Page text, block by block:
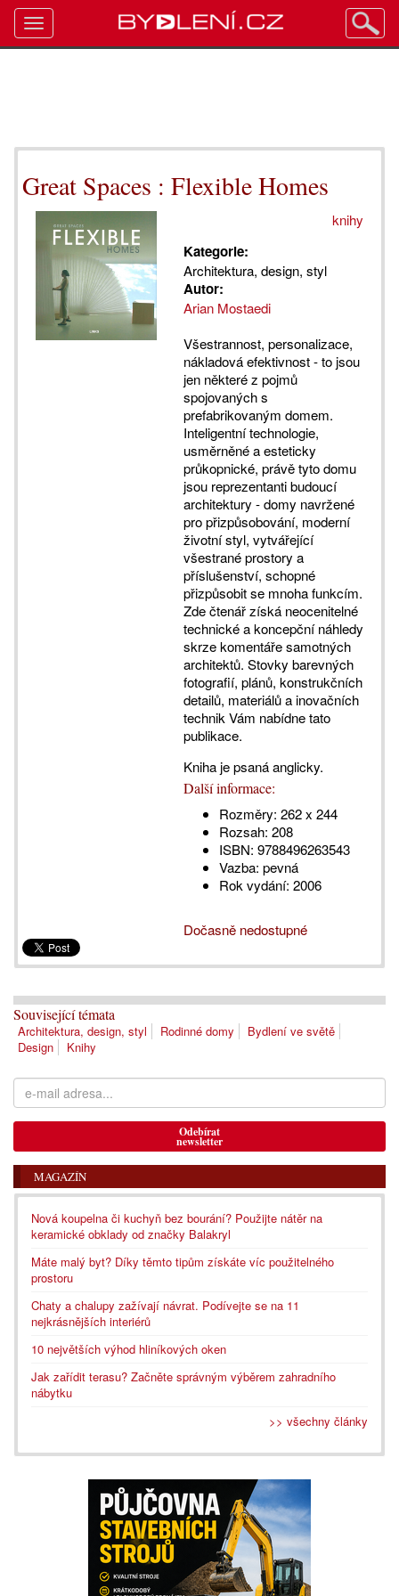
Great Spaces : Flexible Homes
knihy
Kategorie:
Architektura, design, styl
Autor:
Arian Mostaedi
Všestrannost, personalizace,
nákladová efektivnost - to jsou
jen některé z pojmů
spojovaných s
prefabrikovaným domem.
Inteligentní technologie,
usměrněné a esteticky
průkopnické, právě tyto domu
jsou reprezentanti budoucí
architektury - domy navržené
pro přizpůsobování, moderní
životní styl, vytvářející
všestrané prostory a
příslušenství, schopné
přizpůsobit se mnoha funkcím.
Zde čtenář získá neocenitelné
technické a koncepční náhledy
skrze komentáře samotných
architektů. Stovky barevných
fotografií, plánů, konstrukčních
detailů, materiálů a inovačních
technik Vám nabídne tato
publikace.
Kniha je psaná anglicky.
Další informace:
Rozměry: 262 x 244
Rozsah: 208
ISBN: 9788496263543
Vazba: pevná
Rok vydání: 2006
Dočasně nedostupné
Související témata
Architektura, design, styl Rodinné domy
Bydlení ve světě
Design
Knihy
Odebírat
newsletter
MAGAZÍN
Nová koupelna či kuchyň bez bourání? Použijte nátěr na
keramické obklady od značky Balakryl
Máte malý byt? Díky těmto tipům získáte víc použitelného
prostoru
Chaty a chalupy zažívají návrat. Podívejte se na 11
nejkrásnějších interiérů
10 největších výhod hliníkových oken
Jak zařídit terasu? Začněte správným výběrem zahradního
nábytku
>> všechny články
Toggle
navigation